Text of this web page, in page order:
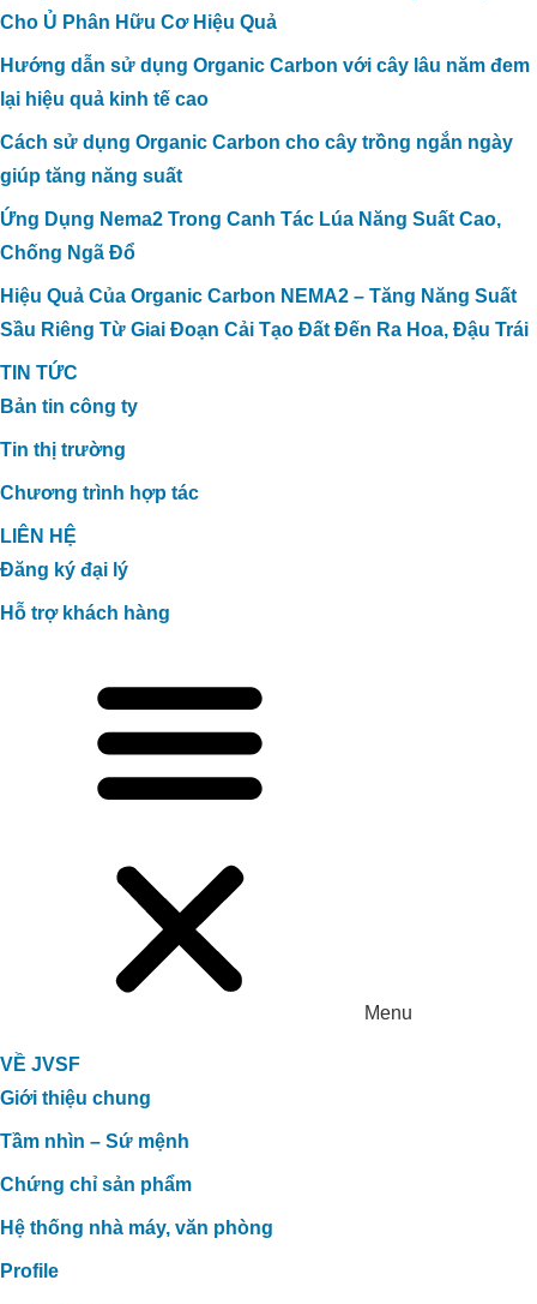
Cho Ủ Phân Hữu Cơ Hiệu Quả
Hướng dẫn sử dụng Organic Carbon với cây lâu năm đem
lại hiệu quả kinh tế cao
Cách sử dụng Organic Carbon cho cây trồng ngắn ngày
giúp tăng năng suất
Ứng Dụng Nema2 Trong Canh Tác Lúa Năng Suất Cao,
Chống Ngã Đổ
Hiệu Quả Của Organic Carbon NEMA2 – Tăng Năng Suất
Sầu Riêng Từ Giai Đoạn Cải Tạo Đất Đến Ra Hoa, Đậu Trái
TIN TỨC
Bản tin công ty
Tin thị trường
Chương trình hợp tác
LIÊN HỆ
Đăng ký đại lý
Hỗ trợ khách hàng
Menu
VỀ JVSF
Giới thiệu chung
Tầm nhìn – Sứ mệnh
Chứng chỉ sản phẩm
Hệ thống nhà máy, văn phòng
Profile